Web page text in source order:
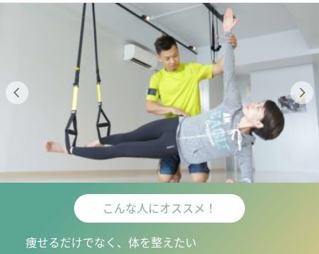
こんな人にオススメ！
痩せるだけでなく、体を整えたい